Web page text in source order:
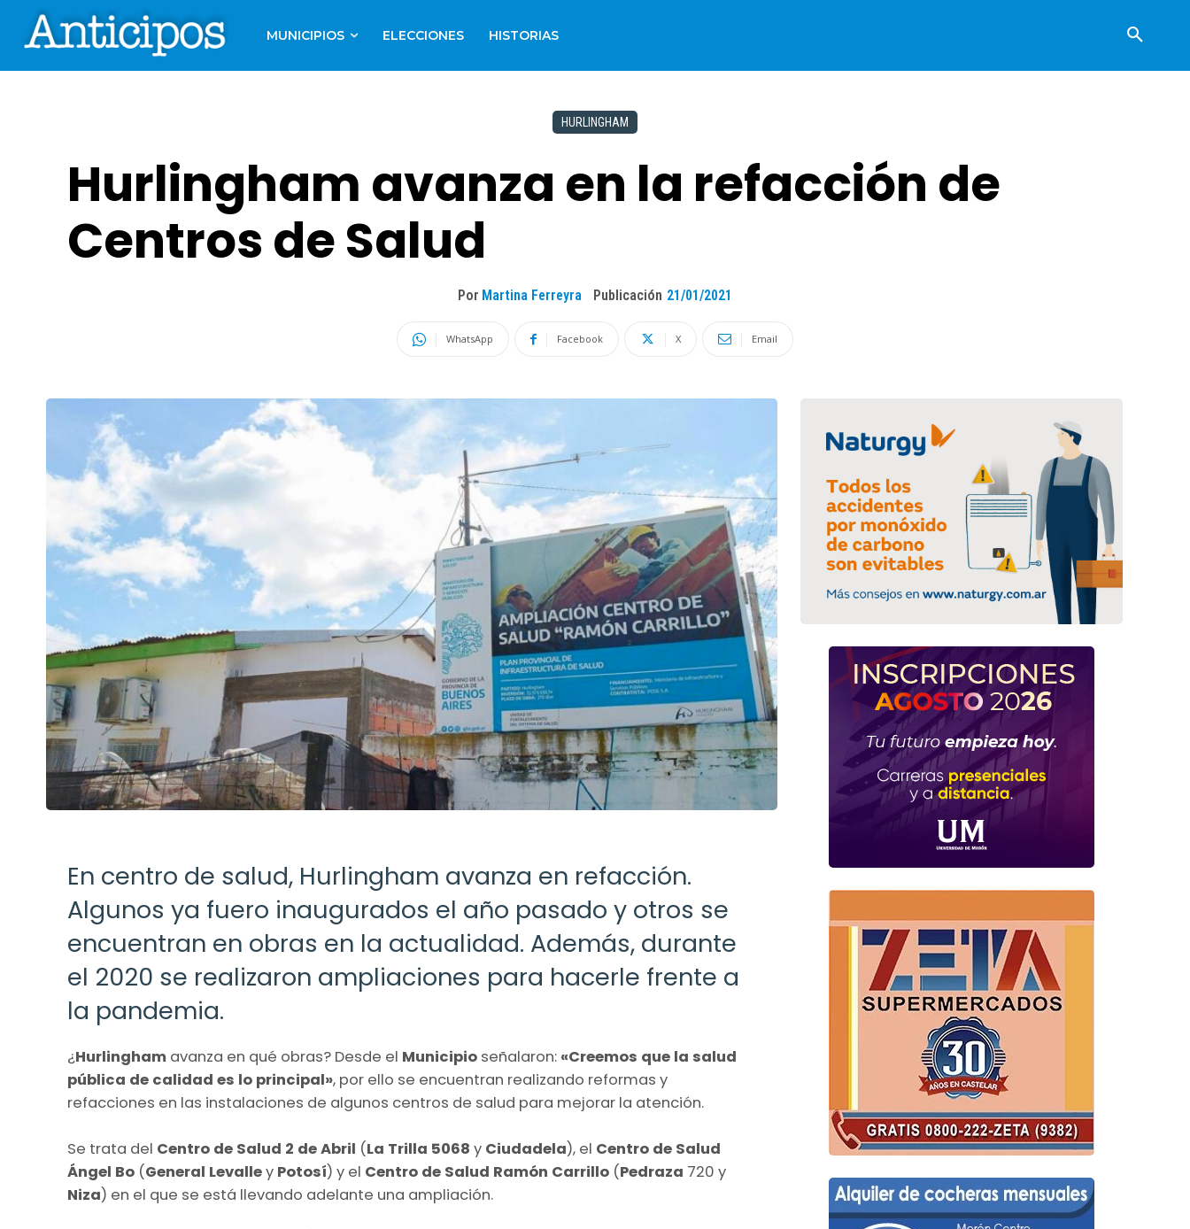
MUNICIPIOS ELECCIONES HISTORIAS
HURLINGHAM
Hurlingham avanza en la refacción de
Centros de Salud
Por Martina Ferreyra Publicación 21/01/2021
WhatsApp Facebook X Email
En centro de salud, Hurlingham avanza en refacción.
Algunos ya fuero inaugurados el año pasado y otros se
encuentran en obras en la actualidad. Además, durante
el 2020 se realizaron ampliaciones para hacerle frente a
la pandemia.
¿Hurlingham avanza en qué obras? Desde el Municipio señalaron: «Creemos que la salud
pública de calidad es lo principal», por ello se encuentran realizando reformas y
refacciones en las instalaciones de algunos centros de salud para mejorar la atención.
Se trata del Centro de Salud 2 de Abril (La Trilla 5068 y Ciudadela), el Centro de Salud
Ángel Bo (General Levalley Potosí) y el Centro de Salud Ramón Carrillo (Pedraza 720 y
Niza) en el que se está llevando adelante una ampliación.